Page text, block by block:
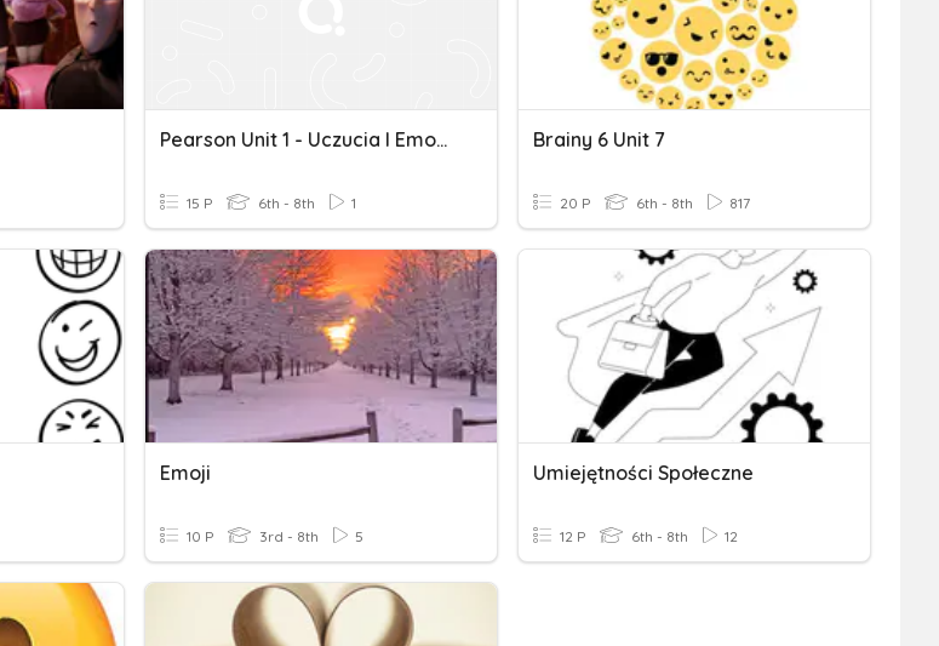
Pearson Unit 1 - Uczucia I Emocje, Czasowniki Złożone I Zwro
15 P 6th - 8th 1
Brainy 6 Unit 7
20 P 6th - 8th 817
Emoji
10 P 3rd - 8th 5
Umiejętności Społeczne
12 P 6th - 8th 12